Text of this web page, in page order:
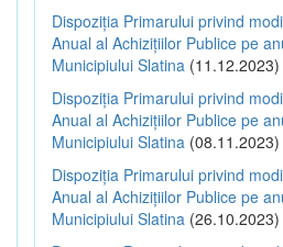
Dispoziția Primarului privind
Anual al Achizițiilor Publice pe
Municipiului Slatina (11.12.2023)
Dispoziția Primarului privind
Anual al Achizițiilor Publice pe
Municipiului Slatina (08.11.2023)
Dispoziția Primarului privind
Anual al Achizițiilor Publice pe
Municipiului Slatina (26.10.2023)